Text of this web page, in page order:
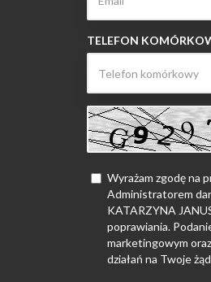
TELEFON
Wyrażam zgodę na
Administratorem
KATARZYNA
poprawiania.
marketingowym
działań na Twoje